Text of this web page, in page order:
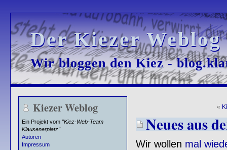
Der Kiezer
Der Kiezer
Wir bloggen den Kiez -
Wir bloggen den Kiez -
Kiezer Weblog
Ein Projekt vom "Kiez-Web-Team
Klausenerplatz".
Autoren
Impressum
«
Neues aus
Wir wollen mal